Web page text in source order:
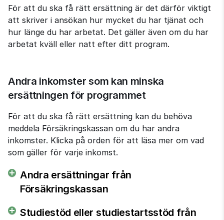
För att du ska få rätt ersättning är det därför viktigt
att skriver i ansökan hur mycket du har tjänat och
hur länge du har arbetat. Det gäller även om du har
arbetat kväll eller natt efter ditt program.
Andra inkomster som kan minska
ersättningen för programmet
För att du ska få rätt ersättning kan du behöva
meddela Försäkringskassan om du har andra
inkomster. Klicka på orden för att läsa mer om vad
som gäller för varje inkomst.
Andra ersättningar från
Försäkringskassan
Studiestöd eller studiestartsstöd från